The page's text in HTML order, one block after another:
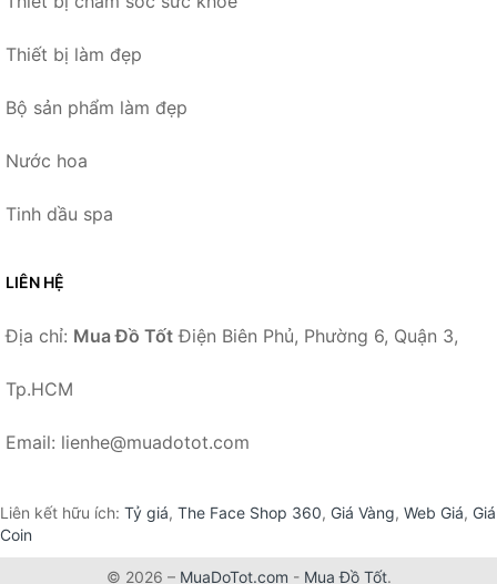
Thiết bị làm đẹp
Bộ sản phẩm làm đẹp
Nước hoa
Tinh dầu spa
LIÊN HỆ
Địa chỉ: Mua Đồ Tốt Điện Biên Phủ, Phường 6, Quận 3,
Tp.HCM
Email: lienhe@muadotot.com
Liên kết hữu ích: Tỷ giá, The Face Shop 360, Giá Vàng, Web Giá, Giá
Coin
© 2026 – MuaDoTot.com - Mua Đồ Tốt.